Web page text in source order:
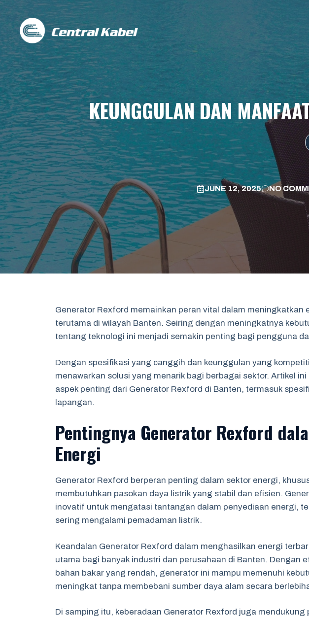
Skip
to
content
KEUNGGULAN DAN
JUNE 12, 2025 NO
Generator Rexford memainkan peran vital dalam meningkatkan
terutama di wilayah Banten. Seiring dengan meningkatnya
tentang teknologi ini menjadi semakin penting bagi pengguna
Dengan spesifikasi yang canggih dan keunggulan yang
menawarkan solusi yang menarik bagi berbagai sektor. Artikel
aspek penting dari Generator Rexford di Banten, termasuk
lapangan.
Pentingnya Generator Rexford
Energi
Generator Rexford berperan penting dalam sektor energi,
membutuhkan pasokan daya listrik yang stabil dan efisien.
inovatif untuk mengatasi tantangan dalam penyediaan energi,
sering mengalami pemadaman listrik.
Keandalan Generator Rexford dalam menghasilkan energi
utama bagi banyak industri dan perusahaan di Banten. Dengan
bahan bakar yang rendah, generator ini mampu memenuhi
meningkat tanpa membebani sumber daya alam secara
Di samping itu, keberadaan Generator Rexford juga